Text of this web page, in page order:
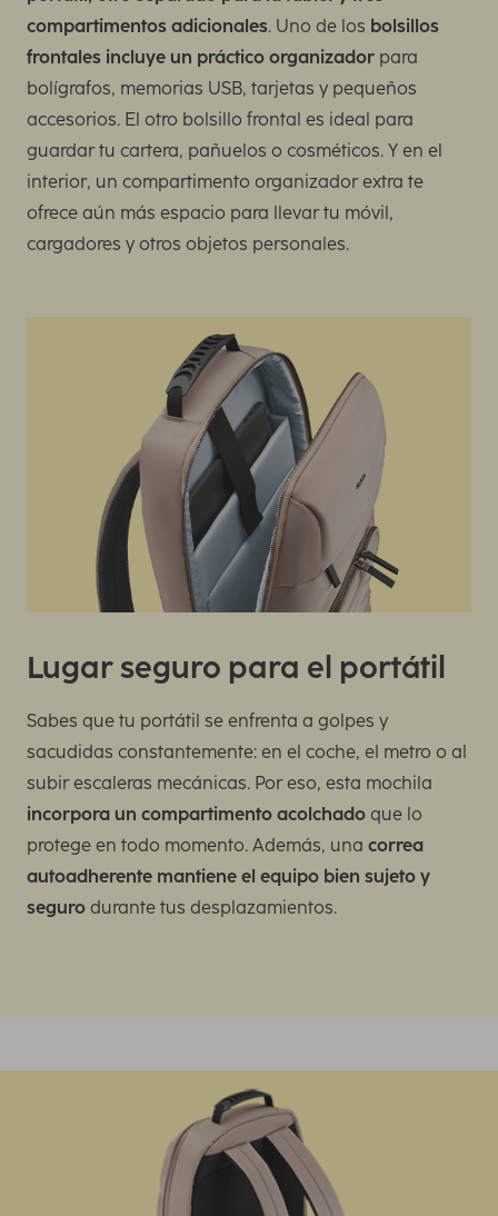
compartimentos adicionales. Uno de los bolsillos
frontales incluye un práctico organizador para
bolígrafos, memorias USB, tarjetas y pequeños
accesorios. El otro bolsillo frontal es ideal para
guardar tu cartera, pañuelos o cosméticos. Y en el
interior, un compartimento organizador extra te
ofrece aún más espacio para llevar tu móvil,
cargadores y otros objetos personales.
Lugar seguro para el portátil
Sabes que tu portátil se enfrenta a golpes y
sacudidas constantemente: en el coche, el metro o al
subir escaleras mecánicas. Por eso, esta mochila
incorpora un compartimento acolchado que lo
protege en todo momento. Además, una correa
autoadherente mantiene el equipo bien sujeto y
seguro durante tus desplazamientos.